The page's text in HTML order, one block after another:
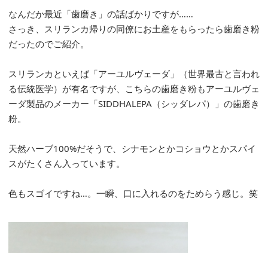
なんだか最近「歯磨き」の話ばかりですが……
さっき、スリランカ帰りの同僚にお土産をもらったら歯磨き粉
だったのでご紹介。
スリランカといえば「アーユルヴェーダ」（世界最古と言われ
る伝統医学）が有名ですが、こちらの歯磨き粉もアーユルヴェ
ーダ製品のメーカー「SIDDHALEPA（シッダレパ）」の歯磨き
粉。
天然ハーブ100%だそうで、シナモンとかコショウとかスパイ
スがたくさん入っています。
色もスゴイですね…。一瞬、口に入れるのをためらう感じ。笑